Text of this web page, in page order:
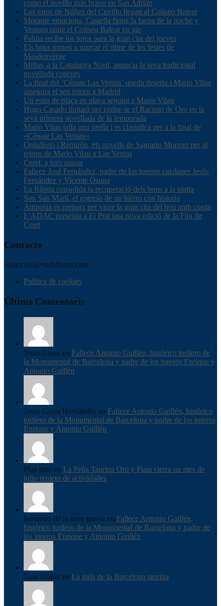
como el novillo más bravo en San Adrián
Los toros de Núñez del Cuvillo llegan al Coliseo Balear
Morante emociona, Castella firma la faena de la noche y
Ventura pone el Coliseo Balear en pie
Palma recibe los toros para la gran cita del jueves
Els bous tornen a marcar el ritme de les festes de
Masdenverge
Millas, a la Catalunya Nord, anuncia la seva tradicional
novellada concurs
La final del ‘Cénate Las Ventas’ queda deserta i Mario Vilau
assegura el seu retorn a Madrid
Un estiu de plaça en plaça seguint a Mario Vilau
Hugo Casado lluitarà per endur-se el Racimo de Oro en la
seva primera novellada de la temporada
Mario Vilau talla una orella i es classifica per a la final de
«Cénate Las Ventas»
Orgulloso i Remirón, els novells de Sagrario Moreno per al
retorn de Mario Vilau a Las Ventas
Ceret, a toro passat
Fallece José Fernández, padre de los toreros catalanes Jesús
Fernández y Vicente Osuna
La Ràpita consolida la recuperació dels bous a la platja
Son San Martí, el regreso de un hierro con historia
Amposta es prepara per viure la gran cita del bou amb corda
L’ADAC presenta a El Prat una nova edició de la Fira de
Ceret
Contacte
redaccion@vadebraus.com
Política de cookies
Últims Comentaris
Jesus Grasa en Fallece Antonio Guillén, histórico torilero de
la Monumental de Barcelona y padre de los toreros Enrique y
Antonio Guillén
Jesus Grasa Hernández en Fallece Antonio Guillén, histórico
torilero de la Monumental de Barcelona y padre de los toreros
Enrique y Antonio Guillén
Plus plus en La Peña Taurina Oro y Plata cierra un mes de
julio repleto de actividades
bernardo de la torre garcia en Fallece Antonio Guillén,
histórico torilero de la Monumental de Barcelona y padre de
los toreros Enrique y Antonio Guillén
Joan Millán en La guía de la Barcelona taurina